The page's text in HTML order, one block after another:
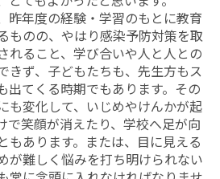
昨年度の経験・学習のもとに教育
ものの、やはり感染予防対策を取
れること、学び合いや人と人との
きず、子どもたちも、先生方もス
出てくる時期でもあります。その
も変化して、いじめやけんかが起
で笑顔が消えたり、学校へ足が向
もあります。または、目に見える
が難しく悩みを打ち明けられない